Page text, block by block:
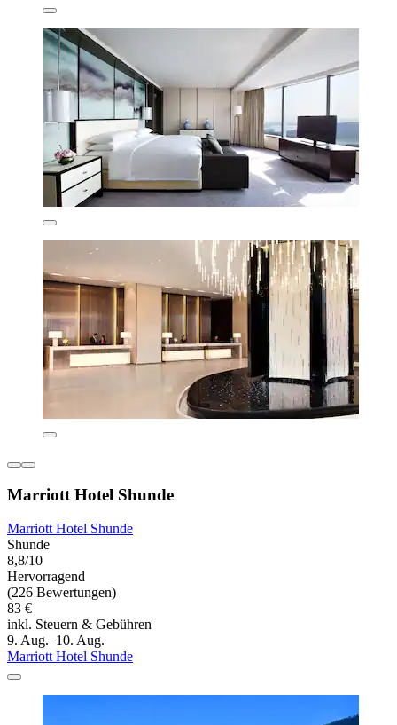
Marriott Hotel Shunde
Marriott Hotel Shunde
Shunde
8,8/10
Hervorragend
(226 Bewertungen)
83 €
inkl. Steuern & Gebühren
9. Aug.–10. Aug.
Marriott Hotel Shunde